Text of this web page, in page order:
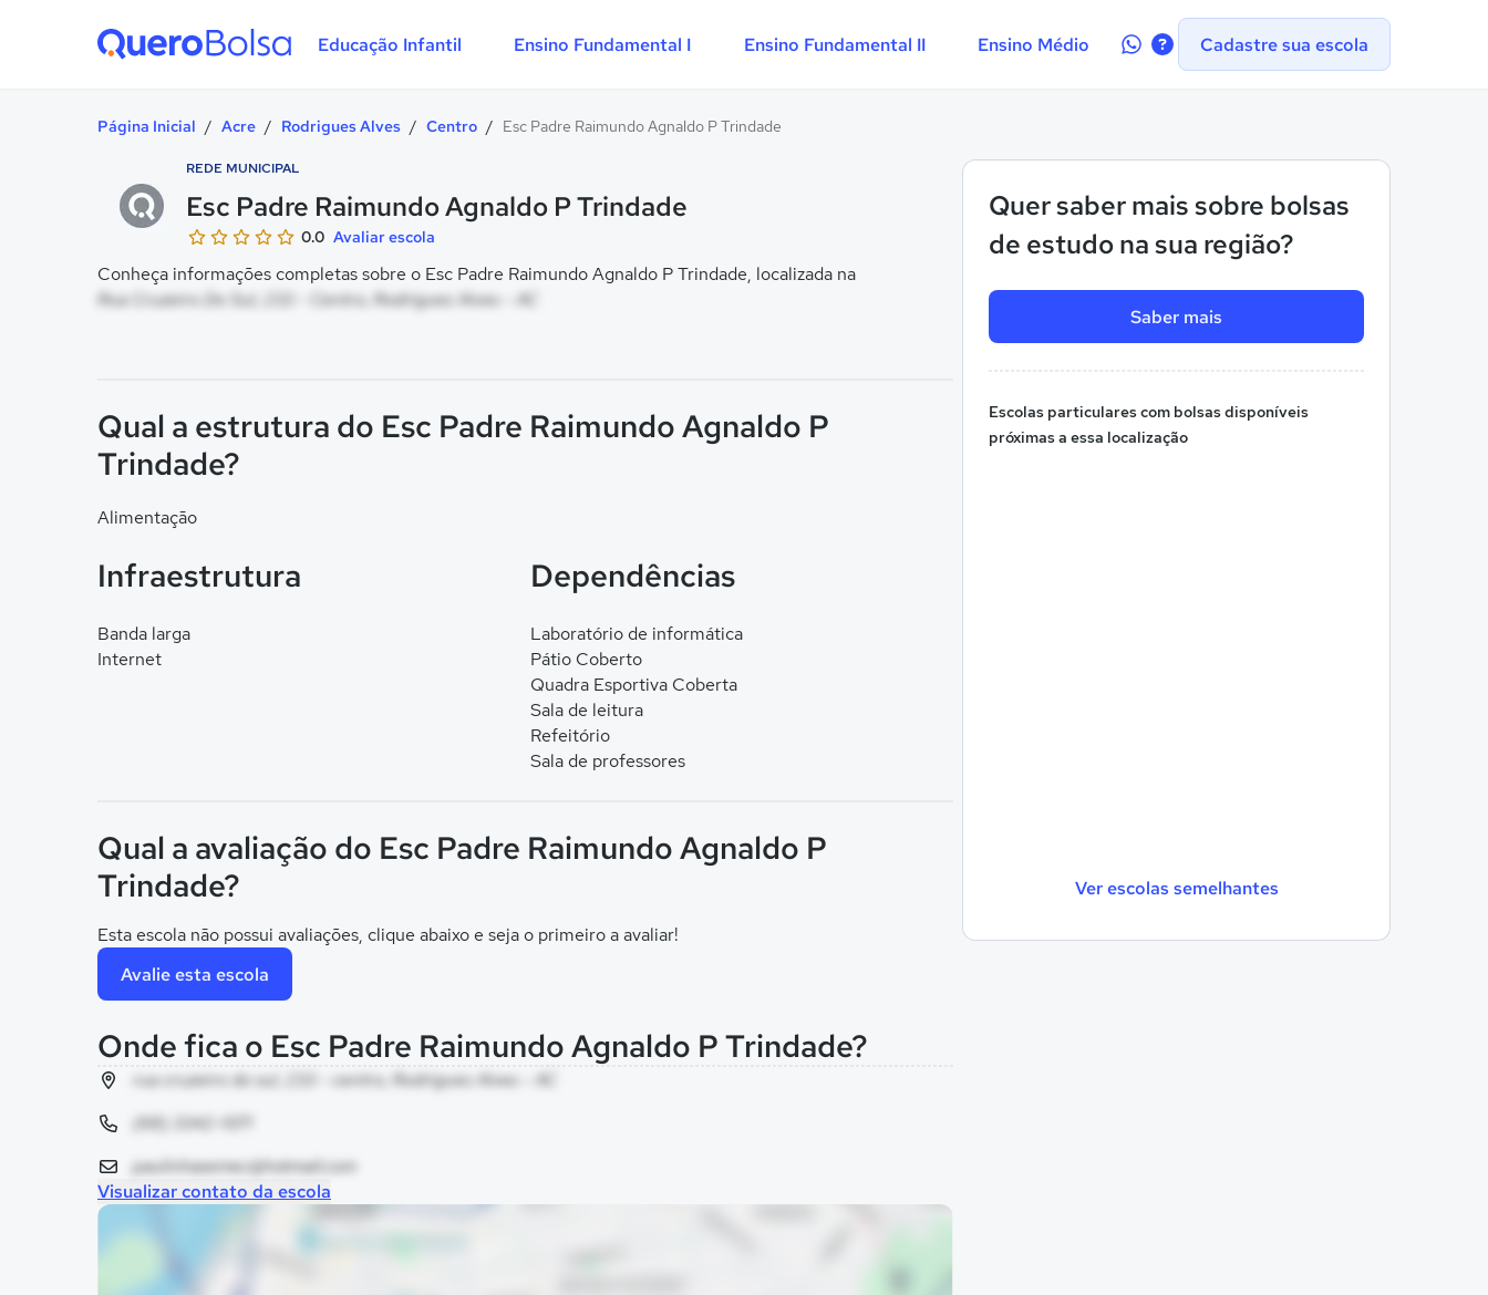
Educação Infantil Ensino Fundamental I Ensino Fundamental II Ensino Médio
Contate-Cadastre sua escola
Página Inicial / Acre / Rodrigues Alves / Centro / Esc Padre Raimundo Agnaldo P Trindade
REDE MUNICIPAL
Esc Padre Raimundo Agnaldo P Trindade
0.0 Avaliar escola
Conheça informações completas sobre o Esc Padre Raimundo Agnaldo P Trindade, localizada na
Rua Cruzeiro Do Sul, 233 - Centro, Rodrigues Alves - AC
Quer saber mais sobre bolsas
de estudo na sua região?
Saber mais
Escolas particulares com bolsas disponíveis
próximas a essa localização
Ver escolas semelhantes
Qual a estrutura do Esc Padre Raimundo Agnaldo P
Trindade?
Alimentação
Infraestrutura
Banda larga
Internet
Dependências
Laboratório de informática
Pátio Coberto
Quadra Esportiva Coberta
Sala de leitura
Refeitório
Sala de professores
Qual a avaliação do Esc Padre Raimundo Agnaldo P
Trindade?
Esta escola não possui avaliações, clique abaixo e seja o primeiro a avaliar!
Avalie esta escola
Onde fica o Esc Padre Raimundo Agnaldo P Trindade?
rua cruzeiro do sul, 233 - centro, Rodrigues Alves - AC
(68) 3342-1071
paulinhasemec@hotmail.com
Visualizar contato da escola